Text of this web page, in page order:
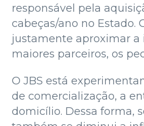
responsável pela
cabeças/ano no Estado.
justamente aproximar a
maiores parceiros, os
O JBS está
de comercialização, a
domicílio. Dessa forma,